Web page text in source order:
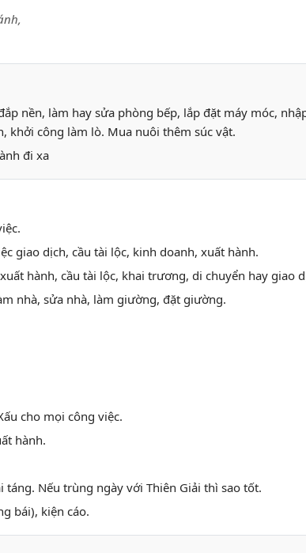
nền, làm hay sửa phòng bếp, lắp đặt máy móc,
khởi công làm lò. Mua nuôi thêm súc vật.
đi xa
giao dịch, cầu tài lộc, kinh doanh, xuất hành.
hành, cầu tài lộc, khai trương, di chuyển hay giao
nhà, sửa nhà, làm giường, đặt giường.
cho mọi công việc.
hành.
táng. Nếu trùng ngày với Thiên Giải thì sao tốt.
bái), kiện cáo.